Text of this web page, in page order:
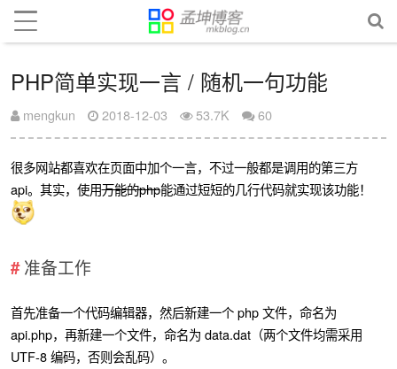
PHP简单实现一言 / 随机一句功能
mengkun 2018-12-03 53.7K 60
很多网站都喜欢在页面中加个一言，不过一般都是调用的第三方
api。其实，使用万能的php能通过短短的几行代码就实现该功能！
准备工作
首先准备一个代码编辑器，然后新建一个 php 文件，命名为
api.php，再新建一个文件，命名为 data.dat（两个文件均需采用
UTF-8 编码，否则会乱码）。